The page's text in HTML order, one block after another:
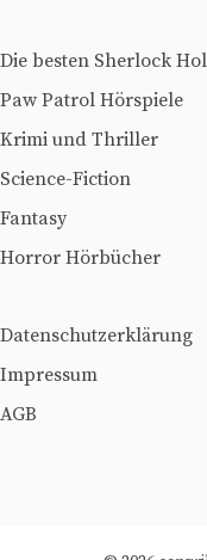
Die besten Sherlock
Paw Patrol Hörspiele
Krimi und Thriller
Science-Fiction
Fantasy
Horror Hörbücher
Datenschutzerklärung
Impressum
AGB